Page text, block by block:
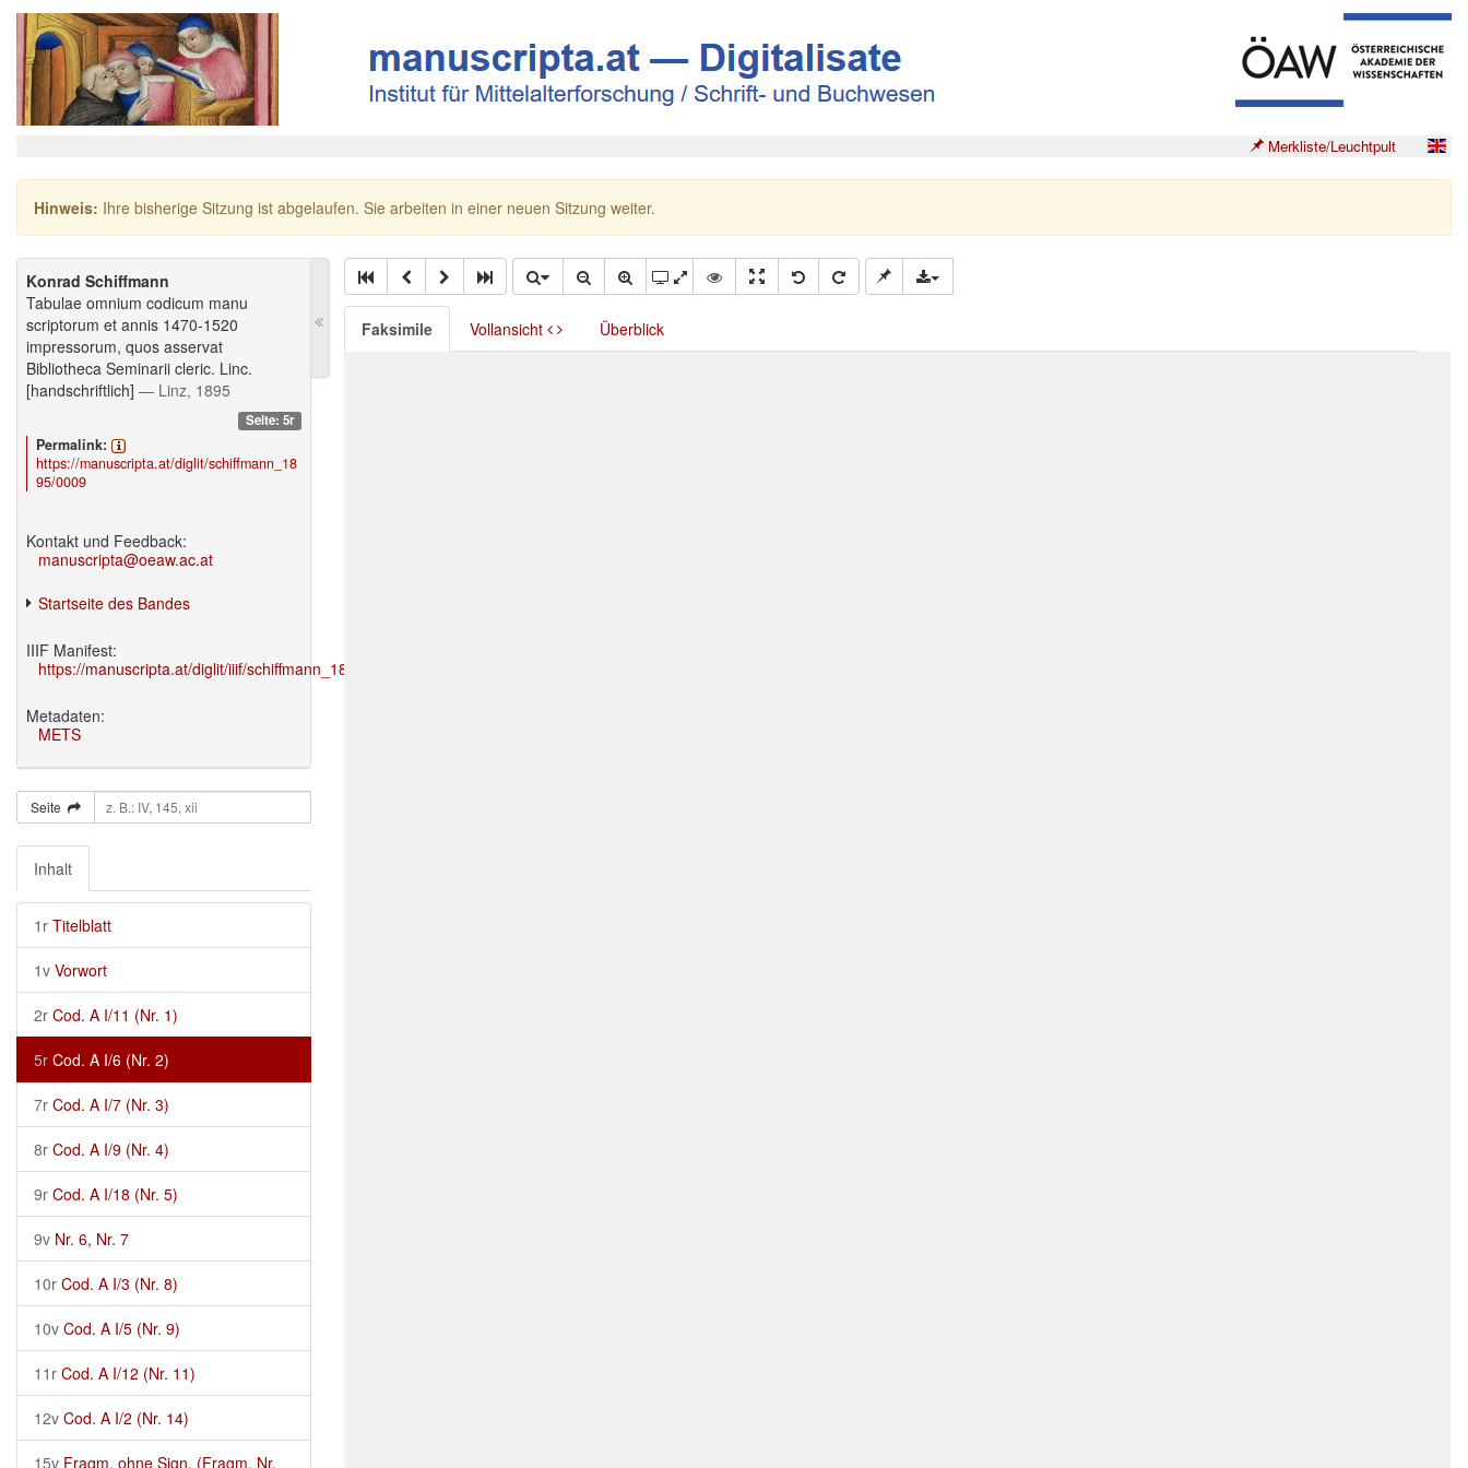
Merkliste/Leuchtpult
Hinweis: Ihre bisherige Sitzung ist abgelaufen. Sie arbeiten in einer neuen Sitzung weiter.
Konrad Schiffmann
Tabulae omnium codicum manu
scriptorum et annis 1470-1520
impressorum, quos asservat
Bibliotheca Seminarii cleric. Linc.
[handschriftlich] — Linz, 1895
Seite: 5r
Permalink:
https://manuscripta.at/diglit/schiffmann_18
95/0009
Kontakt und Feedback:
manuscripta@oeaw.ac.at
Startseite des Bandes
IIIF Manifest:
https://manuscripta.at/diglit/iiif/schiffmann_1895/manifest.json
Metadaten:
METS
Seite
Inhalt
1r Titelblatt
1v Vorwort
2r Cod. A I/11 (Nr. 1)
5r Cod. A I/6 (Nr. 2)
7r Cod. A I/7 (Nr. 3)
8r Cod. A I/9 (Nr. 4)
9r Cod. A I/18 (Nr. 5)
9v Nr. 6, Nr. 7
10r Cod. A I/3 (Nr. 8)
10v Cod. A I/5 (Nr. 9)
11r Cod. A I/12 (Nr. 11)
12v Cod. A I/2 (Nr. 14)
15v Fragm. ohne Sign. (Fragm. Nr.
Faksimile Vollansicht Überblick